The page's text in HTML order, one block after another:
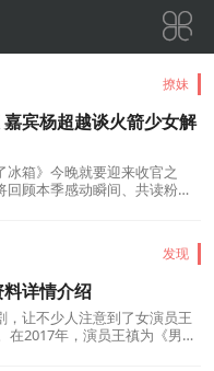

撩妹
宾杨超越谈火箭少女解
箱》今晚就要迎来收官之
顾本季感动瞬间、共读粉丝
发现
详情介绍
让不少人注意到了女演员王
在2017年，演员王禛为《男人